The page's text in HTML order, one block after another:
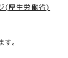
(厚生労働省)
。